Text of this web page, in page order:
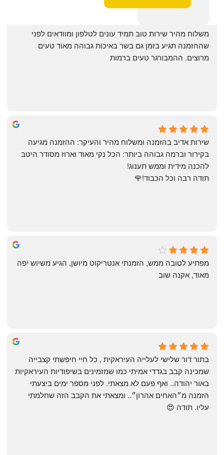
May Azulay
a month ago
מרוצים. ההמבורגר טעים ברמות
michal gottfried
4 months ago
להכנה מידית וממש תענוג!
תודה רבה וכל הכבוד!🌹
שי
4 months ago
מאוד, אקנה שוב
עליו. תודה 😍